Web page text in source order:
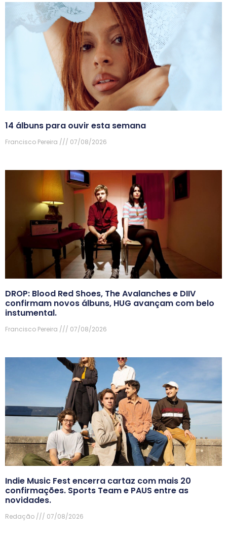
14 álbuns para ouvir esta semana
Francisco Pereira 07/08/2026
DROP: Blood Red Shoes, The Avalanches e DIIV
confirmam novos álbuns, HUG avançam com belo
instumental.
Francisco Pereira 07/08/2026
Indie Music Fest encerra cartaz com mais 20
confirmações. Sports Team e PAUS entre as
novidades.
Redação 07/08/2026